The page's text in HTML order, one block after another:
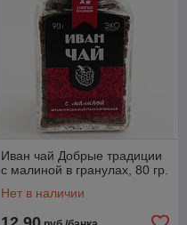
Иван чай Добрые традиции
с малиной в гранулах, 80 гр.
Нет в наличии